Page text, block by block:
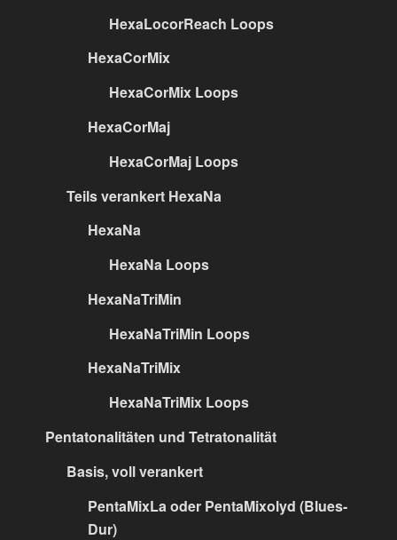
HexaLocorReach Loops
HexaCorMix
HexaCorMix Loops
HexaCorMaj
HexaCorMaj Loops
Teils verankert HexaNa
HexaNa
HexaNa Loops
HexaNaTriMin
HexaNaTriMin Loops
HexaNaTriMix
HexaNaTriMix Loops
Pentatonalitäten und Tetratonalität
Basis, voll verankert
PentaMixLa oder PentaMixolyd (Blues-
Dur)